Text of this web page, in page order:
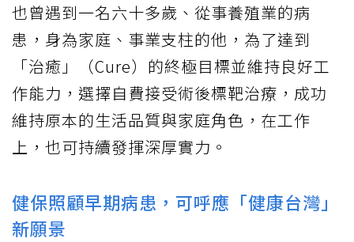
也曾遇到一名六十多歲、從事養殖業的病
患，身為家庭、事業支柱的他，為了達到
「治癒」（Cure）的終極目標並維持良好工
作能力，選擇自費接受術後標靶治療，成功
維持原本的生活品質與家庭角色，在工作
上，也可持續發揮深厚實力。
健保照顧早期病患，可呼應「健康台灣」
新願景